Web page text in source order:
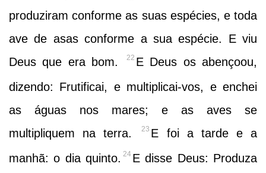
produziram conforme as suas espécies, e toda
ave de asas conforme a sua espécie. E viu
Deus que era bom.
22 E Deus os abençoou,
dizendo: Frutificai, e multiplicai-vos, e enchei
as águas nos mares; e as aves se
multipliquem na terra.
23 E foi a tarde e a
manhã: o dia quinto. 24 E disse Deus: Produza